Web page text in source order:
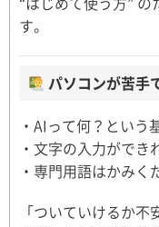
す。
パソコンが苦手
・AIって何？という
・文字の入力ができ
・専門用語はかみく
「ついていけるか